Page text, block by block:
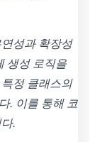
성과 확장성
생성 로직을
정 클래스의
. 이를 통해 코
.